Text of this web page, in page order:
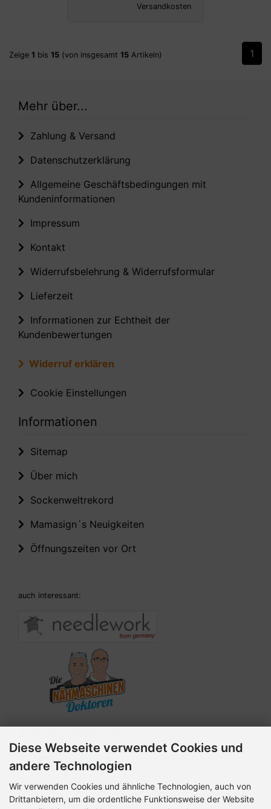
Versandkosten
Zeige 1 bis 15 (von insgesamt 15 Artikeln) 1
Mehr über...
Zahlung & Versand
Datenschutzerklärung
Allgemeine Geschäftsbedingungen mit
Kundeninformationen
Impressum
Kontakt
Widerrufsbelehrung & Widerrufsformular
Lieferzeit
Informationen zur Echtheit der
Kundenbewertungen
Widerruf erklären
Cookie Einstellungen
Informationen
Sitemap
Über mich
Sockenweltrekord
Mamasign´s Neuigkeiten
Öffnungszeiten vor Ort
auch interessant:
Diese Webseite verwendet Cookies und
andere Technologien
Wir verwenden Cookies und ähnliche Technologien, auch von
Drittanbietern, um die ordentliche Funktionsweise der Website